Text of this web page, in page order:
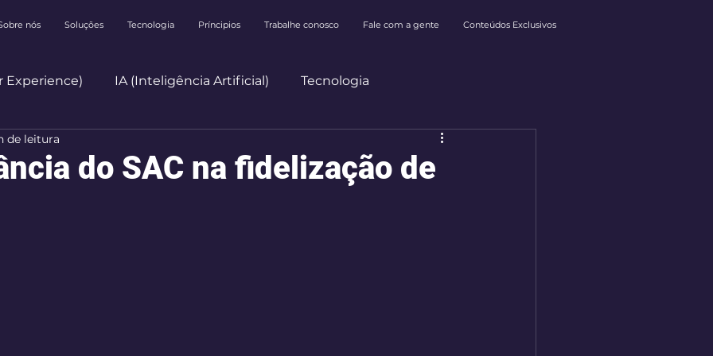
nós Soluções Tecnologia Príncipios Trabalhe conosco Fale com a gente Conteúdos Exclusivos
Experience) IA (Inteligência Artificial) Tecnologia
do SAC na fidelização de
de leitura